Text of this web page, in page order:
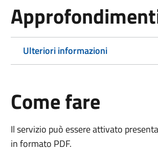
Ulteriori informazioni
Come fare
Il servizio può essere attivato
in formato PDF.